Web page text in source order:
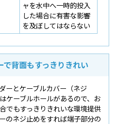
ャを水中へ一時的投入
した場合に有害な影響
を及ぼしてはならない
で背面もすっきりきれい
ーとケーブルカバー（ネジ
ケーブルホールがあるので、お
でもすっきりきれいな環境提供
のネジ止めをすれば端子部分の